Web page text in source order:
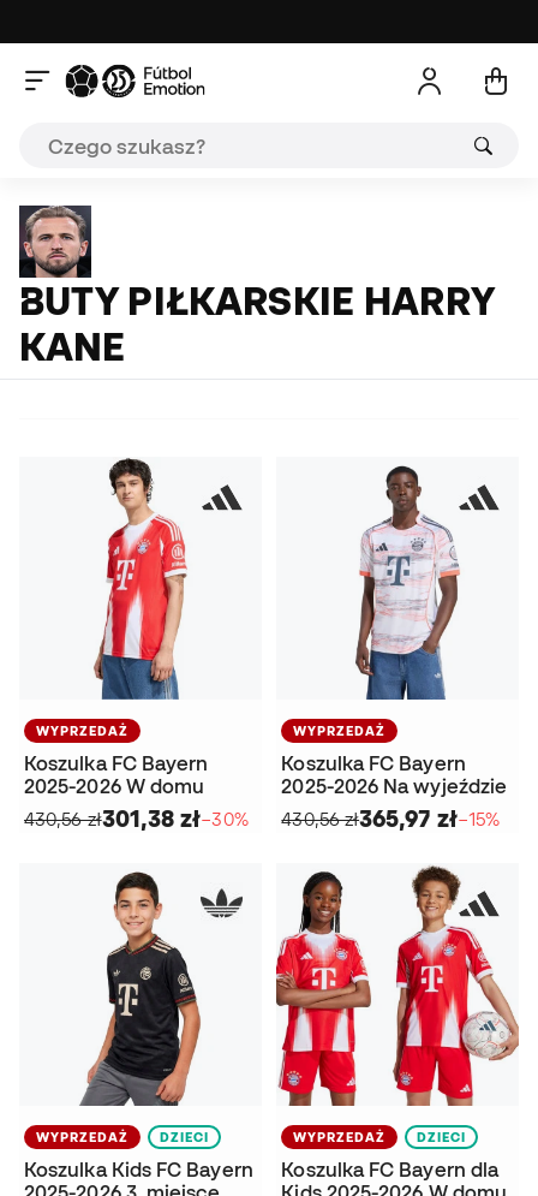
BUTY PIŁKARSKIE HARRY
KANE
WYPRZEDAŻ
Koszulka FC Bayern
2025-2026 W domu
430,56 zł301,38 zł−30%
WYPRZEDAŻ
Koszulka FC Bayern
2025-2026 Na wyjeździe
430,56 zł365,97 zł−15%
WYPRZEDAŻ DZIECI
Koszulka Kids FC Bayern
WYPRZEDAŻ DZIECI
Koszulka FC Bayern dla